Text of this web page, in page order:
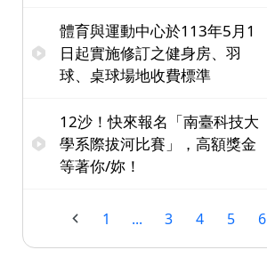
體育與運動中心於113年5月1
日起實施修訂之健身房、羽
球、桌球場地收費標準
12沙！快來報名「南臺科技大
學系際拔河比賽」，高額獎金
等著你/妳！
1 ... 3 4 5 6